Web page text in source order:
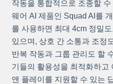
작동을 통합적으로 조종할
웨어 AI 제품인 Squad AI를
를 사용하면 최대 4cm 정밀
있으며, 상호 간 소통과 조정
반복 작동과 그룹 관리도 할
기들의 활용성을 최적화하고
앤 플레이를 지원할 수 있는